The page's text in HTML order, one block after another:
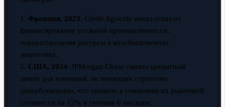
1. Франция, 2023: Crédit Agricole начал отказ от
финансирования угольной промышленности,
перераспределяя ресурсы в возобновляемую
энергетику.
2. США, 2024: JPMorgan Chase снизил кредитный
лимит для компаний, не имеющих стратегии
декарбонизации, что привело к снижению их рыночной
стоимости на 12% в течение 6 месяцев.